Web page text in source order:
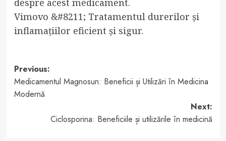
despre acest medicament.
Vimovo &#8211; Tratamentul durerilor și
inflamațiilor eficient și sigur.
Post
navigation
Previous:
Medicamentul Magnosun: Beneficii și Utilizări în Medicina
Modernă
Next:
Ciclosporina: Beneficiile și utilizările în medicină